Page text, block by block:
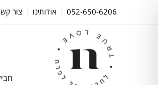
052-650-6206 אודותינו צור